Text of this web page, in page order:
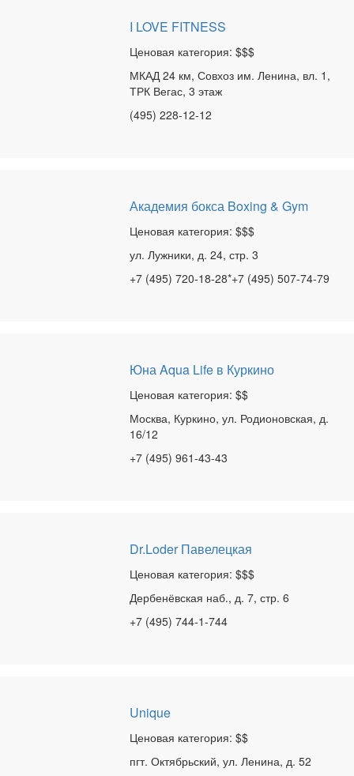
I LOVE FITNESS
Ценовая категория: $$$
МКАД 24 км, Совхоз им. Ленина, вл. 1,
ТРК Вегас, 3 этаж
(495) 228-12-12
Академия бокса Boxing & Gym
Ценовая категория: $$$
ул. Лужники, д. 24, стр. 3
+7 (495) 720-18-28*+7 (495) 507-74-79
Юна Aqua Life в Куркино
Ценовая категория: $$
Москва, Куркино, ул. Родионовская, д.
16/12
+7 (495) 961-43-43
Dr.Loder Павелецкая
Ценовая категория: $$$
Дербенёвская наб., д. 7, стр. 6
+7 (495) 744-1-744
Unique
Ценовая категория: $$
пгт. Октябрьский, ул. Ленина, д. 52